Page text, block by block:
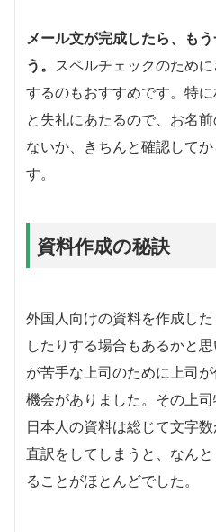
メール文が完成したら、も
う。 スペルチェックのため
するのもおすすめです。特
と失礼にあたるので、お名
ないか、きちんと確認して
す。
資料作成の秘訣
外国人向けの資料を作成し
したりする場合もあるかと
が苦手な上司のために上司
機会がありました。その上司
日本人の資料は総じて文字数
直訳をしてしまうと、なん
ることがほとんどでした。